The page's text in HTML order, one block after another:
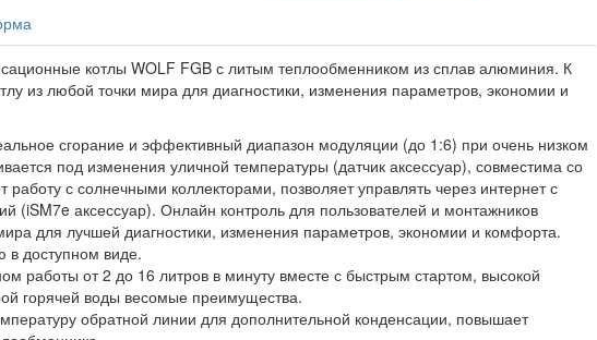
котлы WOLF FGBс литым теплообменником из сплав алюминия. К
из любой точки мира для диагностики, изменения параметров, экономии и
сгорание и эффективный диапазон модуляции (до 1:6) при очень низком
под изменения уличной температуры (датчик аксессуар), совместима со
с солнечными коллекторами, позволяет управлять через интернет с
аксессуар). Онлайн контроль для пользователей и монтажников
для лучшей диагностики, изменения параметров, экономии и комфорта.
доступном виде.
работы от 2 до 16 литров в минуту вместе с быстрым стартом, высокой
горячей воды весомые преимущества.
обратной линии для дополнительной конденсации, повышает